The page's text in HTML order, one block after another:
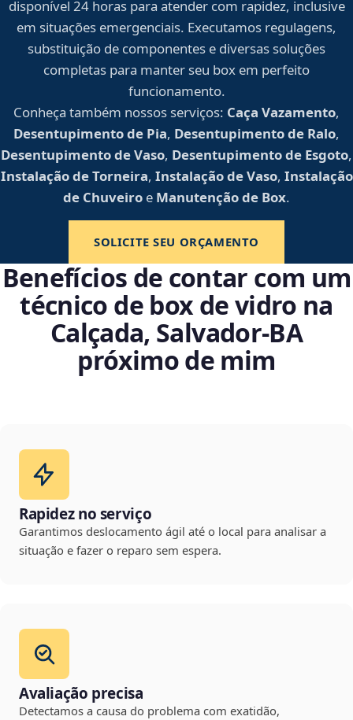
disponível 24 horas para atender com rapidez, inclusive
em situações emergenciais. Executamos regulagens,
substituição de componentes e diversas soluções
completas para manter seu box em perfeito
funcionamento.
Conheça também nossos serviços: Caça Vazamento,
Desentupimento de Pia, Desentupimento de Ralo,
Desentupimento de Vaso, Desentupimento de Esgoto,
Instalação de Torneira, Instalação de Vaso, Instalação
de Chuveiro e Manutenção de Box.
SOLICITE SEU ORÇAMENTO
Benefícios de contar com um
técnico de box de vidro na
Calçada, Salvador‑BA
próximo de mim
Rapidez no serviço
Garantimos deslocamento ágil até o local para analisar a
situação e fazer o reparo sem espera.
Avaliação precisa
Detectamos a causa do problema com exatidão,